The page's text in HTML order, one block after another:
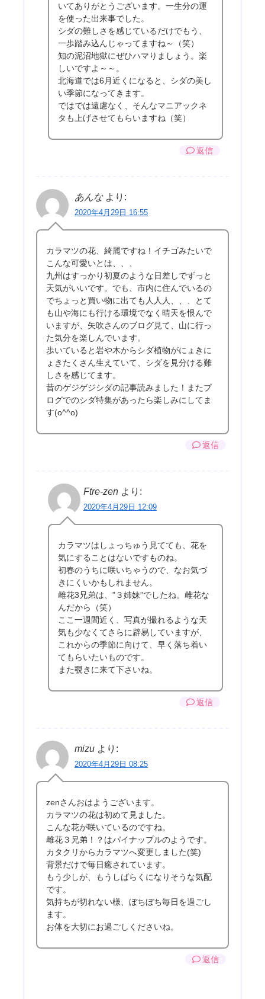
いてありがとうございます。一生分の運
を使った出来事でした。
シダの難しさを感じているだけでもう、
一歩踏み込んじゃってますね～（笑）
知の泥沼地獄にぜひハマりましょう。楽
しいですよ～～。
北海道では6月近くになると、シダの美し
い季節になってきます。
ではでは遠慮なく、そんなマニアックネ
タも上げさせてもらいますね（笑）
返信
あんな より:
2020年4月29日 16:55
カラマツの花、綺麗ですね！イチゴみたいで
こんな可愛いとは、、、
九州はすっかり初夏のような日差しでずっと
天気がいいです。でも、市内に住んでいるの
でちょっと買い物に出ても人人人、、、とて
も山や海にも行ける環境でなく晴天を恨んで
いますが、矢吹さんのブログ見て、山に行っ
た気分を楽しんでいます。
歩いていると岩や木からシダ植物がにょきに
ょきたくさん生えていて、シダを見分ける難
しさを感じてます。
昔のゲジゲジシダの記事読みました！またブ
ログでのシダ特集があったら楽しみにしてま
す(o^^o)
返信
Ftre-zen より:
2020年4月29日 12:09
カラマツはしょっちゅう見てても、花を
気にすることはないですものね。
初春のうちに咲いちゃうので、なお気づ
きにくいかもしれません。
雌花3兄弟は、”３姉妹”でしたね。雌花な
んだから（笑）
ここ一週間近く、写真が撮れるような天
気も少なくてさらに辟易していますが、
これからの季節に向けて、早く落ち着い
てもらいたいものです。
また覗きに来て下さいね。
返信
mizu より:
2020年4月29日 08:25
zenさんおはようございます。
カラマツの花は初めて見ました。
こんな花が咲いているのですね。
雌花３兄弟！？はパイナップルのようです。
カタクリからカラマツへ変更しました(笑)
背景だけで毎日癒されています。
もう少しが、もうしばらくになりそうな気配
です。
気持ちが切れない様、ぼちぼち毎日を過ごし
ます。
お体を大切にお過ごしくださいね。
返信